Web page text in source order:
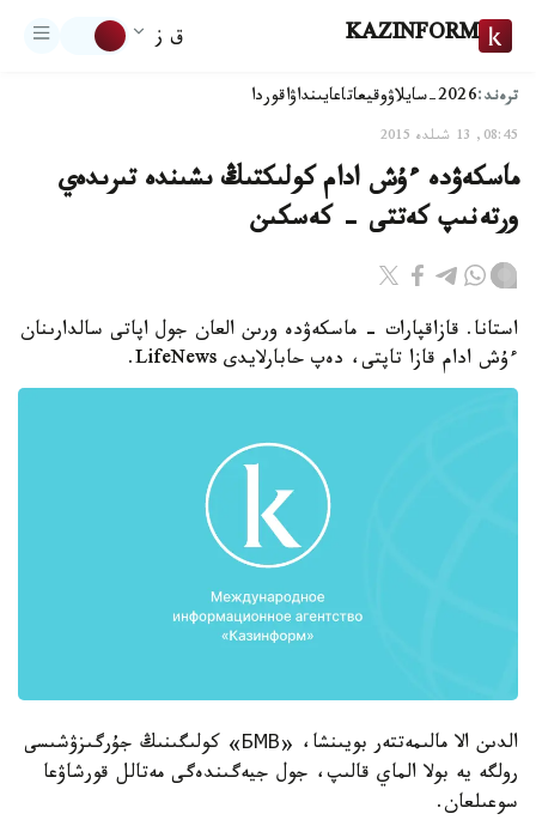
KAZINFORM ق ز
ترەند:2026-سايلاۋ وقيعاتاعايىنداۋاقوردا
08:45, 13 شىلدە 2015
ماسكەۋدە ءۇش ادام كولىكتىڭ ىشىندە تىرىدەي
ورتەنىپ كەتتى - كەسكىن
استانا. قازاقپارات - ماسكەۋدە ورىن العان جول اپاتى سالدارىنان
ءۇش ادام قازا تاپتى، دەپ حابارلايدى LifeNews.
الدىن الا مالىمەتتەر بويىنشا، «БМВ» كولىگىنىڭ جۇرگىزۋشىسى
رولگە يە بولا الماي قالىپ، جول جيەگىندەگى مەتالل قورشاۋعا
سوعىلعان.